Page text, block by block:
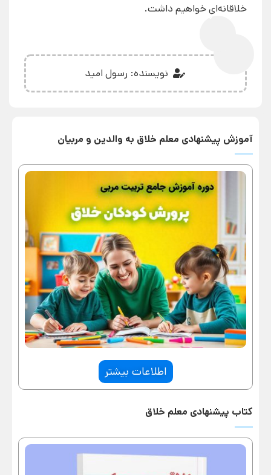
خلاقانه‌ای خواهیم داشت.
0%
نویسنده: رسول امید
آموزش پیشنهادی معلم خلاق به والدین و مربیان
اطلاعات بیشتر
کتاب پیشنهادی معلم خلاق